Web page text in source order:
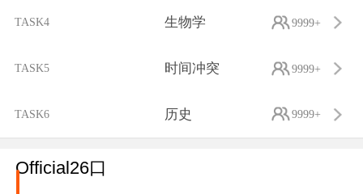
TASK4 生物学 9999+
TASK5 时间冲突 9999+
TASK6 历史 9999+
Official26口